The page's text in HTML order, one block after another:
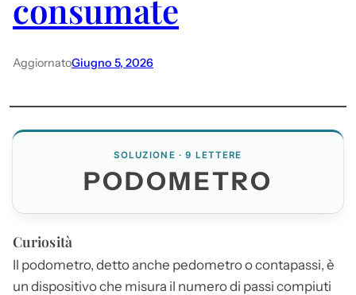
consumate
AggiornatoGiugno 5, 2026
SOLUZIONE · 9 LETTERE
PODOMETRO
Curiosità
Il podometro, detto anche pedometro o contapassi, è
un dispositivo che misura il numero di passi compiuti